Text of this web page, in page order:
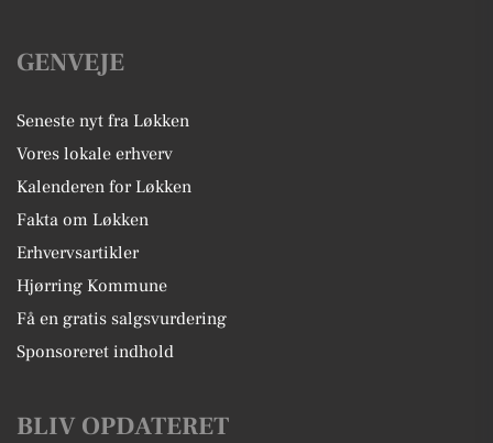
GENVEJE
Seneste nyt fra Løkken
Vores lokale erhverv
Kalenderen for Løkken
Fakta om Løkken
Erhvervsartikler
Hjørring Kommune
Få en gratis salgsvurdering
Sponsoreret indhold
BLIV OPDATERET